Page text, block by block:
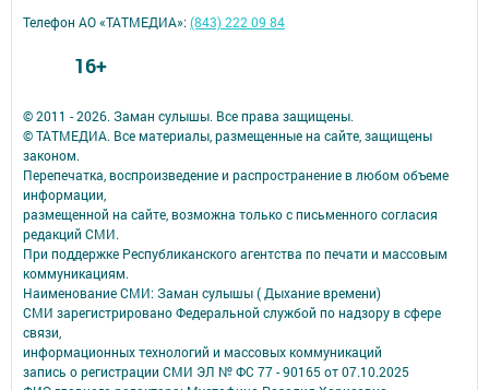
© 2011 - 2026. Заман сулышы. Все права защищены.
© ТАТМЕДИА. Все материалы, размещенные на сайте, защищены
законом.
Перепечатка, воспроизведение и распространение в любом объеме
информации,
размещенной на сайте, возможна только с письменного согласия
редакций СМИ.
При поддержке Республиканского агентства по печати и массовым
коммуникациям.
Наименование СМИ: Заман сулышы ( Дыхание времени)
СМИ зарегистрировано Федеральной службой по надзору в сфере
связи,
информационных технологий и массовых коммуникаций
запись о регистрации СМИ ЭЛ № ФС 77 - 90165 от 07.10.2025
Телефон АО «ТАТМЕДИА»:(843) 222 09 84
16+